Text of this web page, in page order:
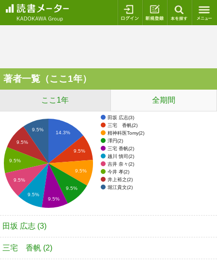
ログイン 新規登録
著者一覧（ここ1年）
ここ1年 全期間
田坂 広志(3)
三宅 香帆(2)
精神科医Tomy(2)
澤円(2)
三宅 香帆(2)
越川 慎司(2)
吉井 奈々(2)
今井 孝(2)
井上裕之(2)
堀江貴文(2)
14.3%
9.5%
9.5%
9.5%
9.5%
9.5%
9.5%
9.5%
9.5%
9.5%
田坂 広志 (3)
三宅 香帆 (2)